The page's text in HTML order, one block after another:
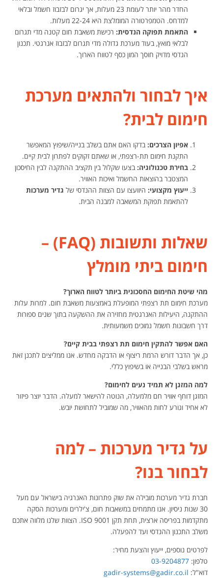
החדר מהר יותר לעומת 23 מעלות, אך יגרום לבזבוז חשמל ובלאי
למדחס. הטמפרטורה המומלצת היא 22-24 מעלות.
התאמת תפוקה הנדסית: רכישת משאבת חום קטנה מדי תגרום
לבלאי מואץ, בעוד מערכת גדולה מדי תגרום לבזבוז אנרגטי. תכנון
הנדסי מדויק חוסך המון כסף לטווח הארוך.
איך לבחור ולהתאים מערכת
חימום לבית?
אפיון הצרכים: בדקו האם אתם בשלב בנייה/שיפוץ המאפשר
התקנת חימום תת-רצפתי, או שאתם זקוקים לפתרון לבית קיים.
בחירת טכנולוגיה: בצעו שקלול בין תקציב ההתקנה לבין החיסכון
המצטבר בהוצאות החשמל ואיכות האוויר.
ייעוץ מקצועי: היוועצו עם הצוות ההנדסי של גדיר מערכות
להתאמת תפוקת המשאבה למבנה הבית.
שאלות ותשובות (FAQ) –
חימום ביתי מומלץ
מהי שיטת החימום החסכונית ביותר לטווח הארוך?
מערכת חימום תת רצפתי המופעלת באמצעות משאבת חום. למרות עלות
ההתקנה, היעילות האנרגטית מחזירה את ההשקעה בתוך שנים ספורות
דרך חשבונות חשמל נמוכים משמעותית.
האם אפשר להתקין חימום תת רצפתי בבית קיים?
כן, אך הדבר דורש הרמת ריצוף או הדבקה מחדש. אנו ממליצים לתכנן זאת
מראש בשלבי הבנייה או בשיפוץ כללי.
למה המזגן לא תמיד נעים לחימום?
המזגן דוחף אוויר חם מלמעלה, הנוטה להישאר למעלה. הדבר יוצר פיזור
לא אחיד וגורע לחות מהאוויר, מה שמוביל לתחושת יובש.
על גדיר מערכות – למה
לבחור בנו?
חברת גדיר מערכות מובילה את שוק פתרונות האנרגיה בישראל עם מעל
30 שנות ניסיון. אנו מתמחים במשאבות חום, צ'ילרים ומערכות הסקה
מתקדמות בפריסה ארצית, תחת תקן ISO 9001. הצוות שלנו מלווה אתכם
משלב התכנון ההנדסי ועד להפעלה.
לפרטים נוספים, ייעוץ והצעת מחיר:
טלפון: 03-9204877
דוא"ל: gadir-systems@gadir.co.il